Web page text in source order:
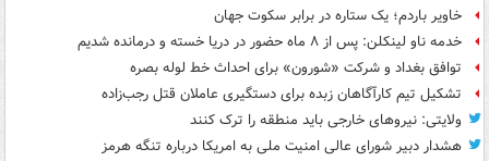
خاویر باردم؛ یک ستاره در برابر سکوت جهان
خدمه ناو لینکلن: پس از ۸ ماه حضور در دریا خسته و درمانده‌ شدیم
توافق بغداد و شرکت «شورون» برای احداث خط لوله بصره
تشکیل تیم کارآگاهان زبده برای دستگیری عاملان قتل رجب‌زاده
ولایتی: نیروهای خارجی باید منطقه را ترک کنند
هشدار دبیر شورای عالی امنیت ملی به امریکا درباره تنگه هرمز